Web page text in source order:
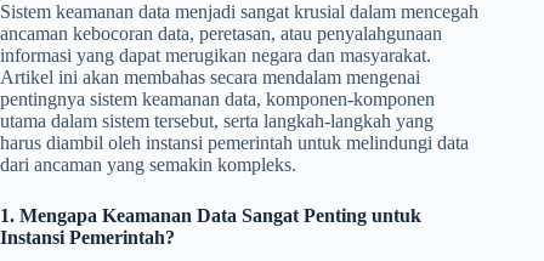
Sistem keamanan data menjadi sangat krusial dalam mencegah
ancaman kebocoran data, peretasan, atau penyalahgunaan
informasi yang dapat merugikan negara dan masyarakat.
Artikel ini akan membahas secara mendalam mengenai
pentingnya sistem keamanan data, komponen-komponen
utama dalam sistem tersebut, serta langkah-langkah yang
harus diambil oleh instansi pemerintah untuk melindungi data
dari ancaman yang semakin kompleks.
1. Mengapa Keamanan Data Sangat Penting untuk
Instansi Pemerintah?